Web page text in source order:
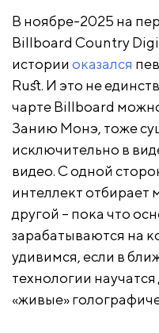
В ноябре-2025 на
Billboard Country
истории оказался
Rust. И это не
чарте Billboard
Занию Монэ, тоже
исключительно в
видео. С одной
интеллект отбирает
другой – пока что
зарабатываются на
удивимся, если в
технологии
«живые»